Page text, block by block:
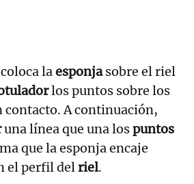
laesponjasobre el riel
los puntos sobre los
contacto. A continuación,
una línea que una lospuntos
que la esponja encaje
el perfil delriel.